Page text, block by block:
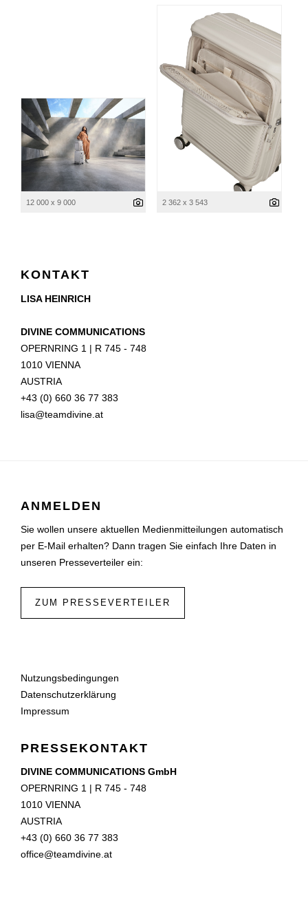
12 000 x 9 000 2 362 x 3 543
KONTAKT
LISA HEINRICH
DIVINE COMMUNICATIONS
OPERNRING 1 | R 745 - 748
1010 VIENNA
AUSTRIA
+43 (0) 660 36 77 383
lisa@teamdivine.at
ANMELDEN
Sie wollen unsere aktuellen Medienmitteilungen automatisch
per E-Mail erhalten? Dann tragen Sie einfach Ihre Daten in
unseren Presseverteiler ein:
ZUM PRESSEVERTEILER
Nutzungsbedingungen
Datenschutzerklärung
Impressum
PRESSEKONTAKT
DIVINE COMMUNICATIONS GmbH
OPERNRING 1 | R 745 - 748
1010 VIENNA
AUSTRIA
+43 (0) 660 36 77 383
office@teamdivine.at